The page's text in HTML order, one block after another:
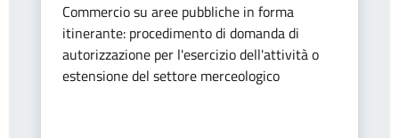
Commercio su aree pubbliche in forma
itinerante: procedimento di domanda di
autorizzazione per l'esercizio dell'attività o
estensione del settore merceologico